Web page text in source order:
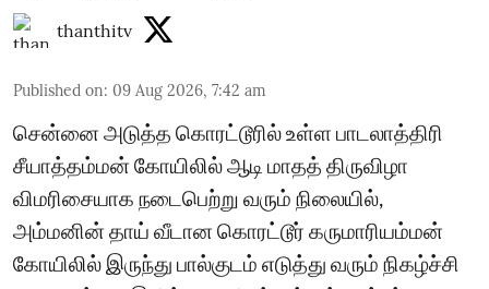
thanthitv
Published on: 09 Aug 2026, 7:42 am
சென்னை அடுத்த கொரட்டூரில் உள்ள பாடலாத்திரி
சீயாத்தம்மன் கோயிலில் ஆடி மாதத் திருவிழா
விமரிசையாக நடைபெற்று வரும் நிலையில்,
அம்மனின் தாய் வீடான கொரட்டூர் கருமாரியம்மன்
கோயிலில் இருந்து பால்குடம் எடுத்து வரும் நிகழ்ச்சி